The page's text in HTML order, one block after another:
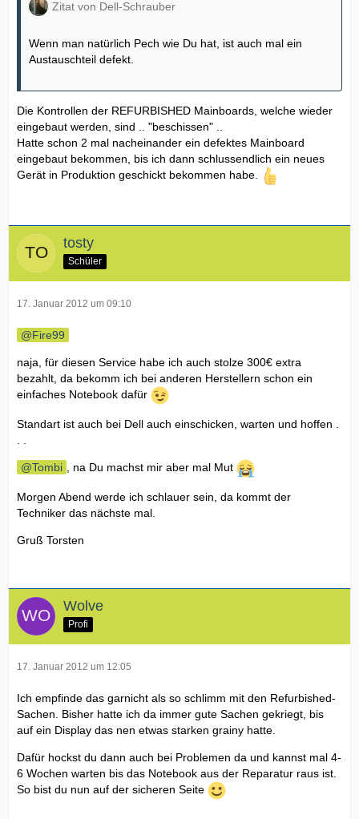
Zitat von Dell-Schrauber
Wenn man natürlich Pech wie Du hat, ist auch mal ein
Austauschteil defekt.
Die Kontrollen der REFURBISHED Mainboards, welche wieder
eingebaut werden, sind .. "beschissen" ..
Hatte schon 2 mal nacheinander ein defektes Mainboard
eingebaut bekommen, bis ich dann schlussendlich ein neues
Gerät in Produktion geschickt bekommen habe.
tosty
Schüler
17. Januar 2012 um 09:10
Fire99
naja, für diesen Service habe ich auch stolze 300€ extra
bezahlt, da bekomm ich bei anderen Herstellern schon ein
einfaches Notebook dafür
Standart ist auch bei Dell auch einschicken, warten und hoffen .
Tombi , na Du machst mir aber mal Mut
Morgen Abend werde ich schlauer sein, da kommt der
Techniker das nächste mal.
Gruß Torsten
Wolve
Profi
17. Januar 2012 um 12:05
Ich empfinde das garnicht als so schlimm mit den Refurbished-
Sachen. Bisher hatte ich da immer gute Sachen gekriegt, bis
auf ein Display das nen etwas starken grainy hatte.
Dafür hockst du dann auch bei Problemen da und kannst mal 4-
6 Wochen warten bis das Notebook aus der Reparatur raus ist.
So bist du nun auf der sicheren Seite